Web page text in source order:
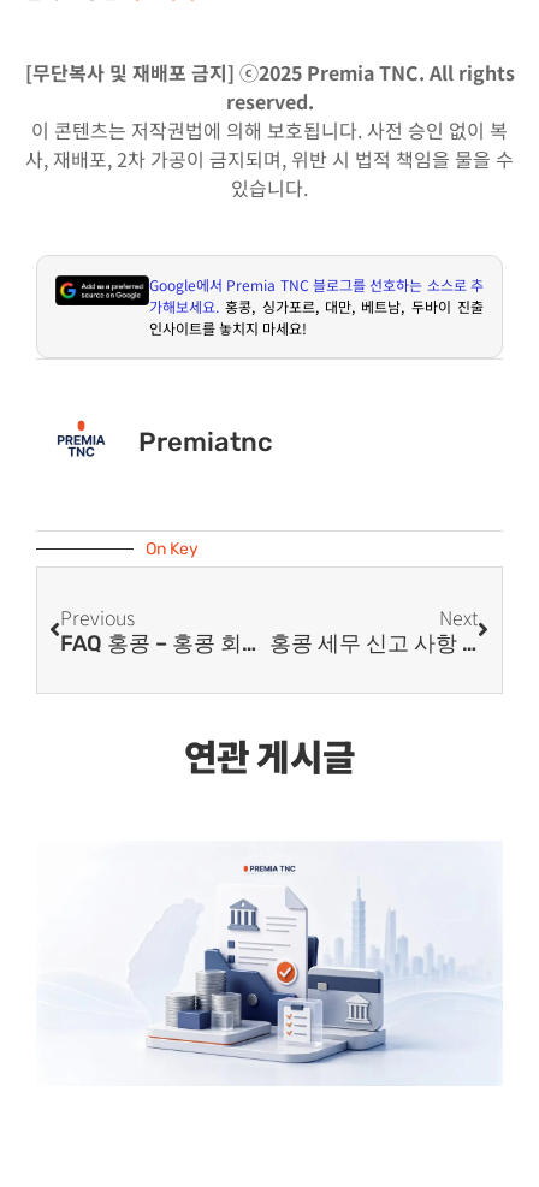
[무단복사 및 재배포 금지] ⓒ2025 Premia TNC. All rights
reserved.
이 콘텐츠는 저작권법에 의해 보호됩니다. 사전 승인 없이 복
사, 재배포, 2차 가공이 금지되며, 위반 시 법적 책임을 물을 수
있습니다.
Google에서 Premia TNC블로그를 선호하는 소스로 추
가해보세요. 홍콩, 싱가포르, 대만, 베트남, 두바이 진출
인사이트를 놓치지 마세요!
Premiatnc
On Key
Previous
FAQ 홍콩 – 홍콩 회사명 변경
Next
홍콩 세무 신고 사항 FAQ
연관 게시글